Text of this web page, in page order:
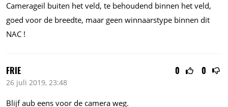
Camerageil buiten het veld, te behoudend binnen het veld,
goed voor de breedte, maar geen winnaarstype binnen dit
NAC !
0 0
FRIE
26 juli 2019, 23:48
Blijf aub eens voor de camera weg.